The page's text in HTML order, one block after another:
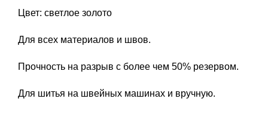
Цвет: светлое золото
Для всех материалов и швов.
Прочность на разрыв с более чем 50% резервом.
Для шитья на швейных машинах и вручную.